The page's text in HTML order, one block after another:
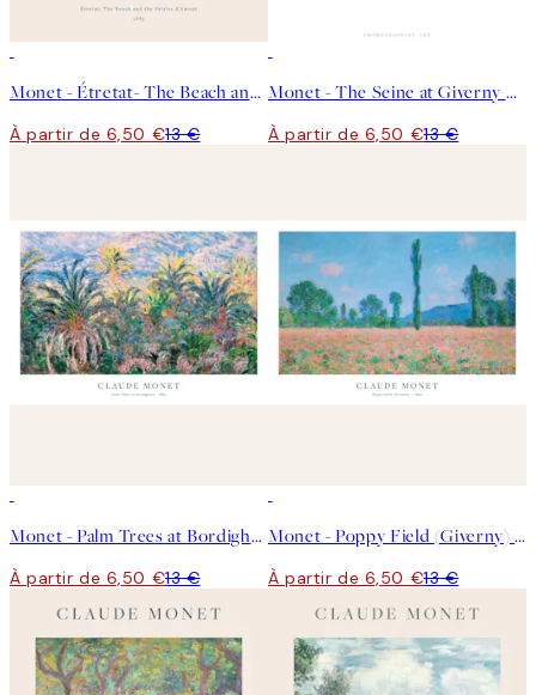
Monet - Étretat- The Beach and the Falaise d'Amont Affiche
À partir de 6,50 €13 €
Monet - The Seine at Giverny Affiche
À partir de 6,50 €13 €
Monet - Palm Trees at Bordighera Affiche
À partir de 6,50 €13 €
Monet - Poppy Field (Giverny) Affiche
À partir de 6,50 €13 €